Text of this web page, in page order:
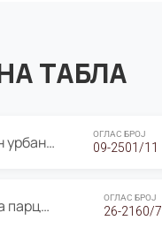
ТАБЛА
ЈАВНА ПРЕЗЕНТАЦИЈА И ЈАВНА АНКЕТА по Нацрт- Детален урбанистички план Градска четврт Ј 05- Барутана, Општина Центар- Скопје, плански период 2025-2030 ОГЛАС БРОЈ
09-2501/11
ОГЛАС за Јавно излагање на Проектна програма со план за парцелација за Урбанистички проект со план за парцелација за спојување на ГП 20.12 и ГП 20.37 од Изменување и дополнување на Детален урбанистички план Буњаковец 2, Општина Центар – Скопје ОГЛАС БРОЈ
26-2160/7